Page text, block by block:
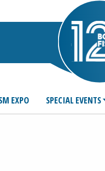
EXPO SPECIAL EVENTS